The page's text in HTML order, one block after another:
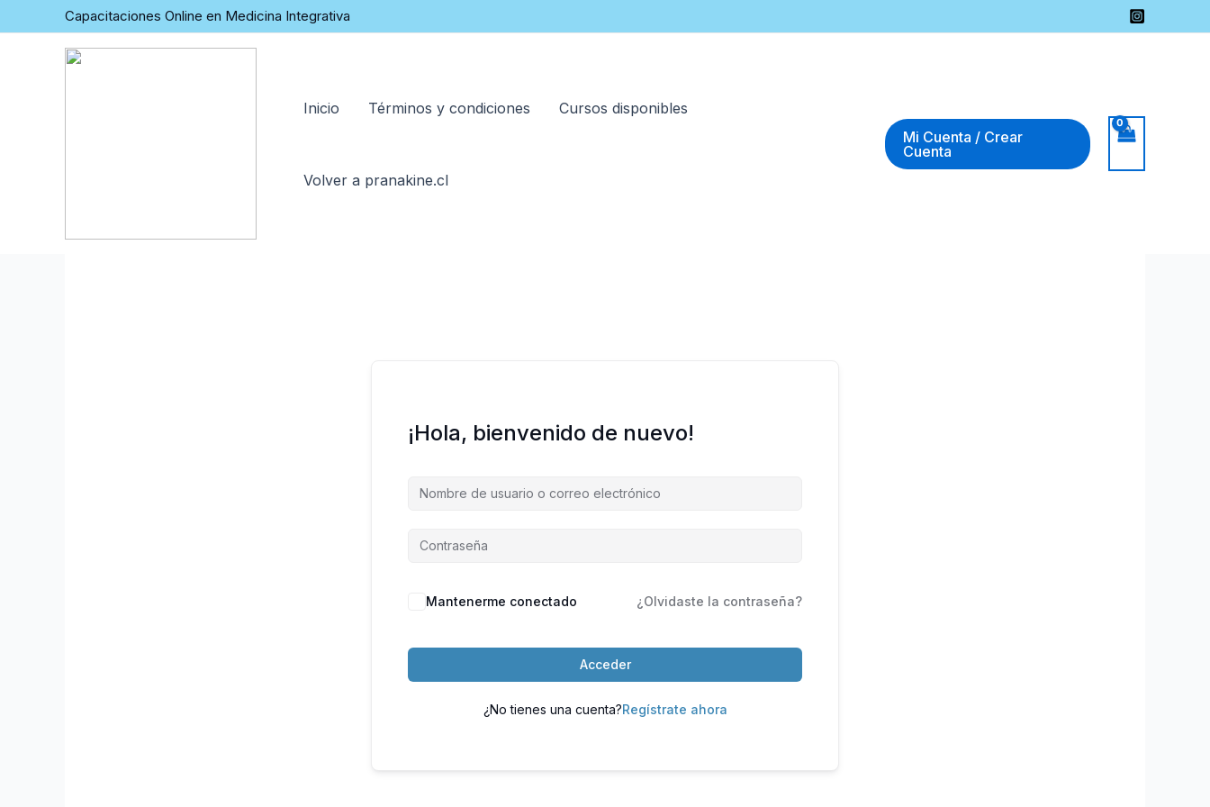
Capacitaciones Online en Medicina Integrativa
Inicio Términos y condiciones Cursos disponibles
Volver a pranakine.cl
Mi Cuenta / Crear
Cuenta
¡Hola, bienvenido de nuevo!
Mantenerme conectado ¿Olvidaste la contraseña?
Acceder
¿No tienes una cuenta?Regístrate ahora